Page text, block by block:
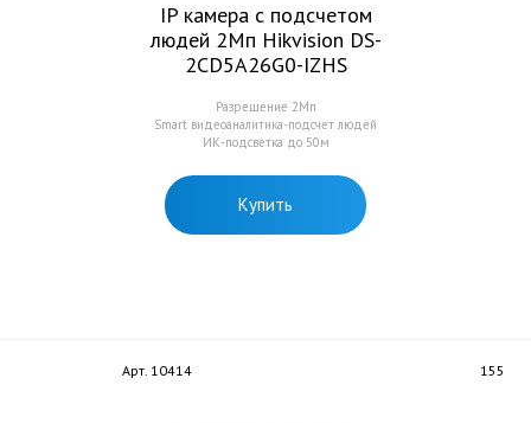
IP камера с подсчетом
людей 2Мп Hikvision DS-
2CD5A26G0-IZHS
Разрешение 2Мп
Smart видеоаналитика-подсчет людей
ИК-подсветка до 50м
Купить
Арт. 10414 155